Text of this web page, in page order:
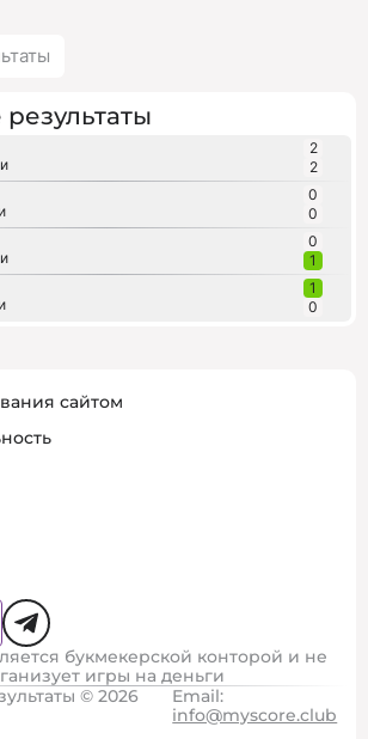
2
2
0
0
0
1
1
0
сайтом
букмекерской конторой и не
игры на деньги
© 2026
Email:
info@myscore.club